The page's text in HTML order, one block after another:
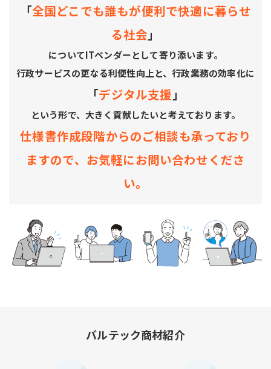
「全国どこでも誰もが便利で快適に暮らせ
る社会」
についてITベンダーとして寄り添います。
行政サービスの更なる利便性向上と、行政業務の効率化に
「デジタル支援 」
という形で、大きく貢献したいと考えております。
仕様書作成段階からのご相談も承っており
ますので、お気軽にお問い合わせくださ
い。
バルテック商材紹介